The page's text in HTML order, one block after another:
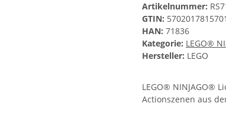
Artikelnummer:
GTIN: 5702017815701
HAN: 71836
Kategorie: LEGO®
Hersteller: LEGO
LEGO® NINJAGO®
Actionszenen aus